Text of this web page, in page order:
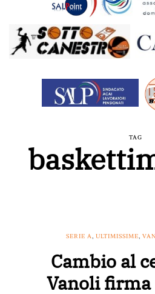
TAG
SERIE A, ULTIMISSIME,
Cambio al
Vanoli